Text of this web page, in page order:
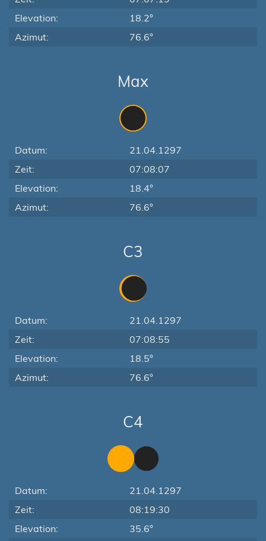
Elevation:
18.2°
Azimut:
76.6°
Max
Datum:
21.04.1297
Zeit:
07:08:07
Elevation:
18.4°
Azimut:
76.6°
C3
Datum:
21.04.1297
Zeit:
07:08:55
Elevation:
18.5°
Azimut:
76.6°
C4
Datum:
21.04.1297
Zeit:
08:19:30
Elevation:
35.6°